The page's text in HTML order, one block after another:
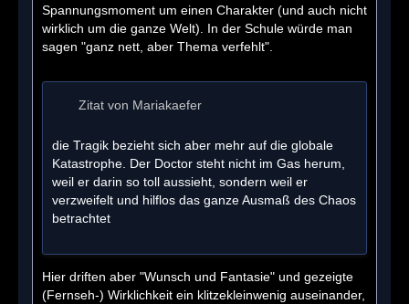
Spannungsmoment um einen Charakter (und auch nicht
wirklich um die ganze Welt). In der Schule würde man
sagen "ganz nett, aber Thema verfehlt".
Zitat von Mariakaefer
die Tragik bezieht sich aber mehr auf die globale
Katastrophe. Der Doctor steht nicht im Gas herum,
weil er darin so toll aussieht, sondern weil er
verzweifelt und hilflos das ganze Ausmaß des Chaos
betrachtet
Hier driften aber "Wunsch und Fantasie" und gezeigte
(Fernseh-) Wirklichkeit ein klitzekleinwenig auseinander,